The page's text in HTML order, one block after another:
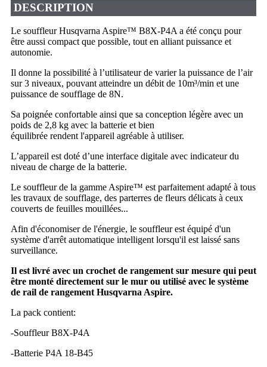
DESCRIPTION
Le souffleur Husqvarna Aspire™ B8X-P4A a été conçu pour
être aussi compact que possible, tout en alliant puissance et
autonomie.
Il donne la possibilité à l’utilisateur de varier la puissance de l’air
sur 3 niveaux, pouvant atteindre un débit de 10m³/min et une
puissance de soufflage de 8N.
Sa poignée confortable ainsi que sa conception légère avec un
poids de 2,8 kg avec la batterie et bien
équilibrée rendent l'appareil agréable à utiliser.
L’appareil est doté d’une interface digitale avec indicateur du
niveau de charge de la batterie.
Le souffleur de la gamme Aspire™ est parfaitement adapté à tous
les travaux de soufflage, des parterres de fleurs délicats à ceux
couverts de feuilles mouillées...
Afin d'économiser de l'énergie, le souffleur est équipé d'un
système d'arrêt automatique intelligent lorsqu'il est laissé sans
surveillance.
Il est livré avec un crochet de rangement sur mesure qui peut
être monté directement sur le mur ou utilisé avec le système
de rail de rangement Husqvarna Aspire.
La pack contient:
-Souffleur B8X-P4A
-Batterie P4A 18-B45